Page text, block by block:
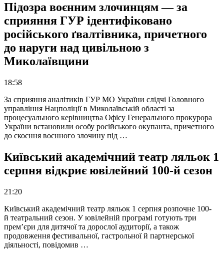
Підозра воєнним злочинцям — за
сприяння ГУР ідентифіковано
російського ґвалтівника, причетного
до наруги над цивільною з
Миколаївщини
18:58
За сприяння аналітиків ГУР МО України слідчі Головного
управління Нацполіції в Миколаївській області за
процесуального керівництва Офісу Генерального прокурора
України встановили особу російського окупанта, причетного
до скоєння воєнного злочину під …
Київський академічний театр ляльок 1
серпня відкриє ювілейний 100-й сезон
21:20
Київський академічний театр ляльок 1 серпня розпочне 100-
й театральний сезон. У ювілейній програмі готують три
прем’єри для дитячої та дорослої аудиторії, а також
продовження фестивальної, гастрольної й партнерської
діяльності, повідомив …